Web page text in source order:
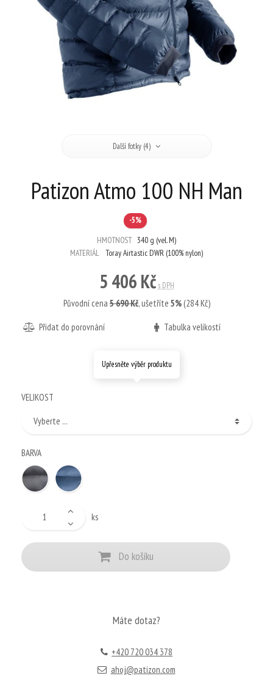
Další fotky (4)
Patizon Atmo 100 NH Man
-5%
HMOTNOST 340 g (vel. M)
MATERIÁL
Toray Airtastic DWR (100% nylon)
5 406 Kč s DPH
Původní cena5 690 Kč,ušetříte 5%(284 Kč)
Přidat do porovnání Tabulka velikostí
Upřesněte výběr produktu
VELIKOST
BARVA
ks
Do košíku
Máte dotaz?
+420 720 034 378
ahoj@patizon.com